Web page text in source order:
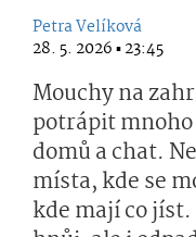
Petra Velíková
28. 5. 2026 ▪ 23:45
Mouchy na
potrápit
domů a chat.
místa, kde se
kde mají co